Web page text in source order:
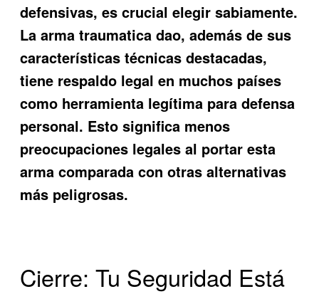
defensivas, es crucial elegir sabiamente.
Laarma traumatica dao, además de sus
características técnicas destacadas,
tiene respaldo legal en muchos países
como herramienta legítima para defensa
personal. Esto significa menos
preocupaciones legales al portar esta
arma comparada con otras alternativas
más peligrosas.
Cierre: Tu Seguridad Está